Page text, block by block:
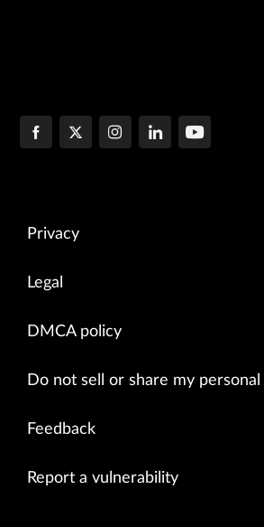
Privacy
Legal
DMCA policy
Do not sell or share my
Feedback
Report a vulnerability